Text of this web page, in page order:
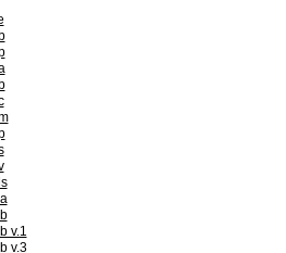
v.1
v.3